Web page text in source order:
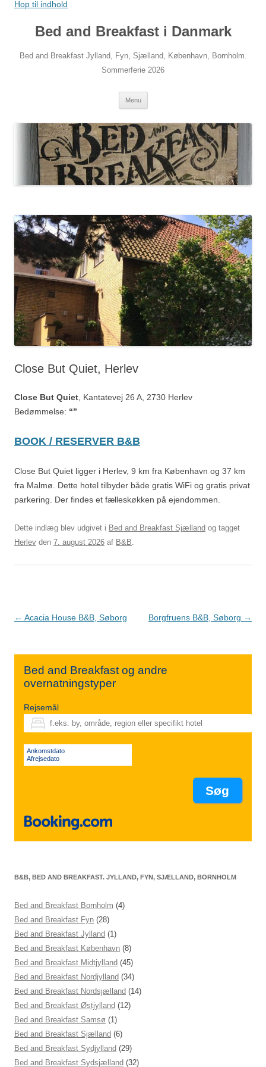
Hop til indhold
Bed and Breakfast i Danmark
Bed and Breakfast Jylland, Fyn, Sjælland, København, Bornholm.
Sommerferie 2026
Menu
Close But Quiet, Herlev
Close But Quiet , Kantatevej 26 A, 2730 Herlev
Bedømmelse: “”
BOOK / RESERVER B&B
Close But Quiet ligger i Herlev, 9 km fra København og 37 km
fra Malmø. Dette hotel tilbyder både gratis WiFi og gratis privat
parkering. Der findes et fælleskøkken på ejendommen.
Dette indlæg blev udgivet i Bed and Breakfast Sjælland og tagget
Herlev den 7. august 2026 af B&B
Indlægsnavigation
← Acacia House B&B, Søborg Borgfruens B&B, Søborg →
Bed and Breakfast og andre
overnatningstyper
Rejsemål
Ankomstdato
Afrejsedato
B&B, BED AND BREAKFAST. JYLLAND, FYN, SJÆLLAND, BORNHOLM
Bed and Breakfast Bornholm (4)
Bed and Breakfast Fyn (28)
Bed and Breakfast Jylland (1)
Bed and Breakfast København (8)
Bed and Breakfast Midtjylland (45)
Bed and Breakfast Nordjylland (34)
Bed and Breakfast Nordsjælland (14)
Bed and Breakfast Østjylland (12)
Bed and Breakfast Samsø (1)
Bed and Breakfast Sjælland (6)
Bed and Breakfast Sydjylland (29)
Bed and Breakfast Sydsjælland (32)